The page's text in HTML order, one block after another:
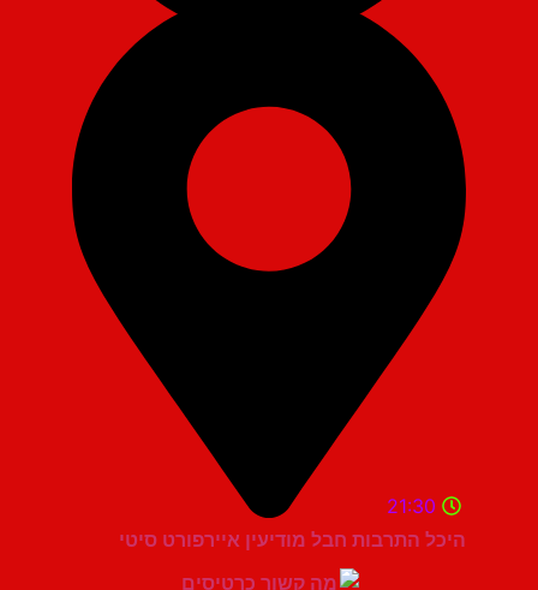
היכל התרבות חבל מודיעין איירפורט סיטי
21:30